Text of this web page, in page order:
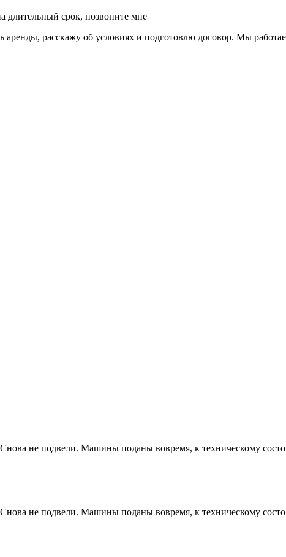
срок, позвоните мне
расскажу об условиях и подготовлю договор. Мы
не подвели. Машины поданы вовремя, к техническому
не подвели. Машины поданы вовремя, к техническому